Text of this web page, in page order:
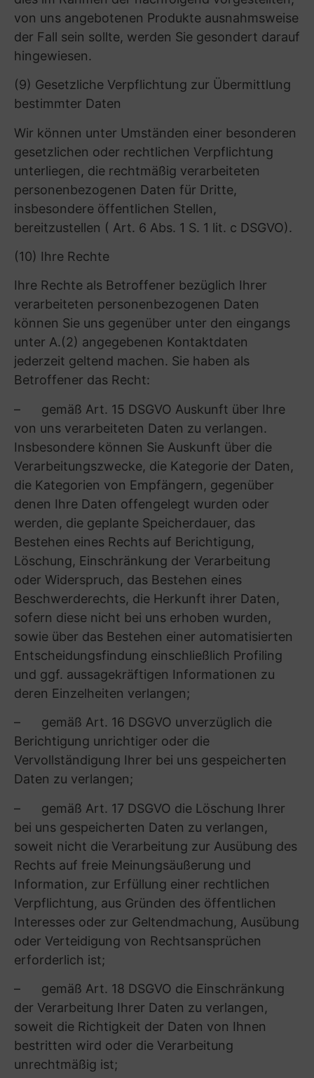
– der Seite, von der aus die Seite angefordert
wurde (sog. Referrer-URL)
– dem Name und URL der angeforderten
Seite
– dem Datum und der Uhrzeit des Aufrufs
– der Beschreibung des Typs, Sprache und
Version des verwendeten Webbrowsers
– der IP-Adresse des anfragenden Rechners,
die so verkürzt wird, dass ein Personenbezug
nicht mehr herstellbar ist
– der übertragenen Datenmenge
– dem Betriebssystem
– der Meldung, ob der Aufruf erfolgreich war
(Zugriffsstatus/Http-Statuscode)
– der GMT-Zeitzonendifferenz
„Kontaktformulardaten“: Bei Nutzung von
Kontaktformularen werden die dadurch
übermittelten Daten verarbeitet (z.B.
Geschlecht, Name und Vorname, Anschrift,
Firma, E-Mail-Adresse und der Zeitpunkt der
Übermittlung).
(3) Zweck und Rechtsgrundlage der
Datenverarbeitung
Wir verarbeiten die vorstehend näher
bezeichneten personenbezogenen Daten in
Einklang mit den Vorschriften der DSGVO, den
weiteren einschlägigen
Datenschutzvorschriften und nur im
erforderlichen Umfang. Soweit die Verarbeitung
der personenbezogenen Daten auf Art. 6 Abs. 1
S. 1 lit. f DSGVO beruht, stellen die genannten
Zwecke zugleich unsere berechtigten
Interessen dar.
Die Verarbeitung der Protokolldaten dient
statistischen Zwecken und der Verbesserung
der Qualität unserer Webseite, insbesondere der
Stabilität und der Sicherheit der Verbindung
(Rechtsgrundlage ist Art. 6 Abs. 1 S. 1 lit. a oder
lit. f DSGVO).
Die Verarbeitung von Kontaktformulardaten
erfolgt zur Bearbeitung von Kundenanfragen
(Rechtsgrundlage ist Art. 6 Abs. 1 S. 1 lit. b oder
lit. f DSGVO).
Die Verarbeitung der Newsletterdaten erfolgt
zum Zweck der Zusendung des Newsletters. Im
Rahmen der Anmeldung zu unserem Newsletter
willigen Sie in die Verarbeitung Ihrer
personenbezogenen Daten ein